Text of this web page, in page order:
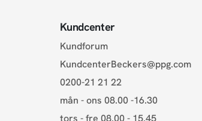
Kundcenter
Kundforum
KundcenterBeckers@ppg.com
0200-21 21 22
mån - ons 08.00 -16.30
tors - fre 08.00 - 15.45